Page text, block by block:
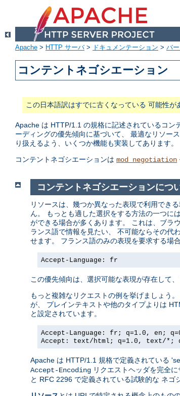
Apache > HTTP サーバ> ドキュメンテーション > バ
コンテントネゴシエーション
この日本語訳はすでに古くなっている 可能性が
Apache は HTTP/1.1 の規格に記述されているコン
ーディングの優先傾向に基づいて、 最適なリソー
り扱えるよう、いくつか機能も実装してあります。
コンテントネゴシエーションは mod_negotiation
コンテントネゴシエーションにつ
リソースは、幾つか異なった表現で利用でき
ん。 もっとも適した選択をする方法の一つに
ができる場合が多くあります。 これは、ブラ
ランス語で情報を見たい、 不可能ならその代
せます。 フランス語のみの表現を要求する場
Accept-Language: fr
この優先傾向は、選択可能な表現が存在して
もっと複雑なリクエストの例を挙げましょう
が、 プレインテキストや他のタイプよりは
と設定されています。
Accept-Language: fr; q=1.0, en;
Accept: text/html; q=1.0, text/*;
Apache は HTTP/1.1 規格で定義されている
Accept-Encoding リクエストヘッダを完全
と RFC 2296 で定義されている試験的な ネゴ